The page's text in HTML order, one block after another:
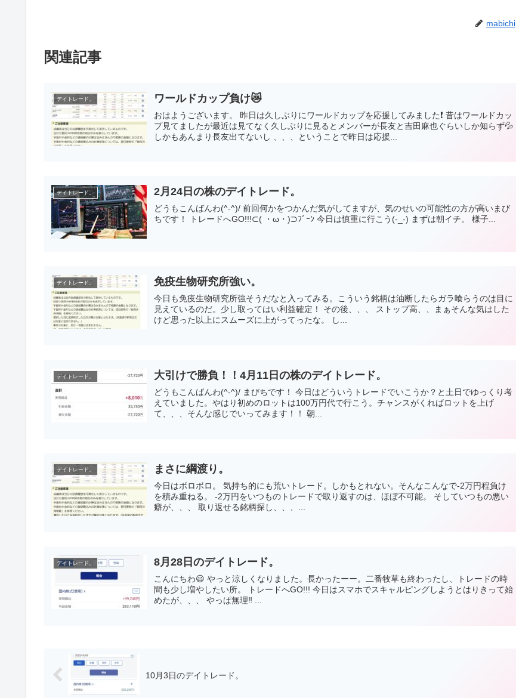
mabichi
関連記事
デイトレード。 ワールドカップ負け😿
おはようございます。 昨日は久しぶりにワールドカップを応援してみました❗ 昔はワールドカッ
プ見てましたが最近は見てなく久しぶりに見るとメンバーが長友と吉田麻也ぐらいしか知らず💦
しかもあんまり長友出てないし 、、、ということで昨日は応援...
デイトレード。 2月24日の株のデイトレード。
どうもこんばんわ(^-^)/ 前回何かをつかんだ気がしてますが、気のせいの可能性の方が高いまび
ちです！ トレードへGO!!!⊂( ・ω・)⊃ﾌﾞｰﾝ 今日は慎重に行こう(-_-) まずは朝イチ。 様子...
デイトレード。 免疫生物研究所強い。
今日も免疫生物研究所強そうだなと入ってみる。こういう銘柄は油断したらガラ喰らうのは目に
見えているのだ。少し取ってはい利益確定！ その後、、、 ストップ高、、まぁそんな気はした
けど思った以上にスムーズに上がってったな。 し...
デイトレード。 大引けで勝負！！4月11日の株のデイトレード。
どうもこんばんわ(^-^)/ まびちです！ 今日はどういうトレードでいこうか？と土日でゆっくり考
えていました。やはり初めのロットは100万円代で行こう。チャンスがくればロットを上げ
て、、、そんな感じでいってみます！！ 朝...
デイトレード。 まさに綱渡り。
今日はボロボロ。 気持ち的にも荒いトレード。しかもとれない。そんなこんなで-2万円程負け
を積み重ねる。 -2万円をいつものトレードで取り返すのは、ほぼ不可能。 そしていつもの悪い
癖が、、、 取り返せる銘柄探し、、、...
デイトレード。 8月28日のデイトレード。
こんにちわ😃 やっと涼しくなりました。長かったーー。二番牧草も終わったし、トレードの時
間も少し増やしたい所。 トレードへGO!!! 今日はスマホでスキャルピングしようとはりきって始
めたが、、、 やっぱ無理‼️ ...
10月3日のデイトレード。